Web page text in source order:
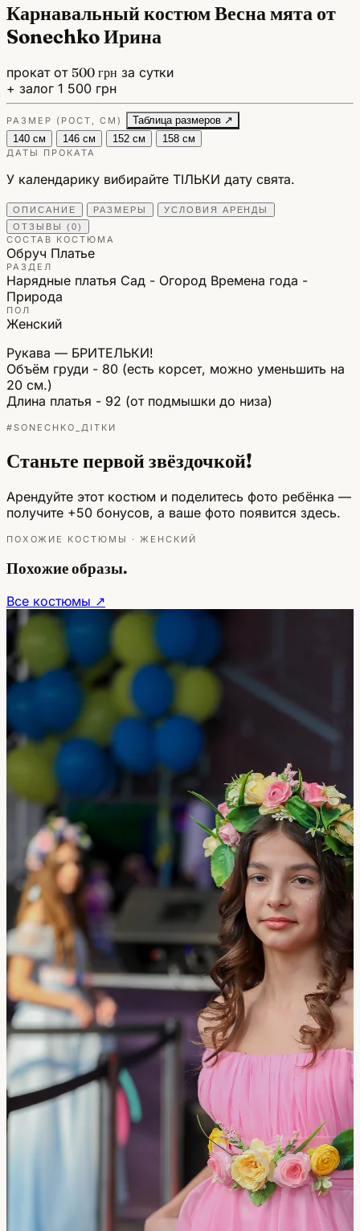
Карнавальный костюм Весна мята от
Sonechko Ирина
прокат от 500 грн за сутки
+ залог 1 500 грн
РАЗМЕР (РОСТ, СМ)
Таблица размеров ↗
140 см
146 см 152 см 158 см
ДАТЫ ПРОКАТА
У календарику вибирайте ТІЛЬКИ дату свята.
ОПИСАНИЕ РАЗМЕРЫ
УСЛОВИЯ АРЕНДЫ
ОТЗЫВЫ (0)
СОСТАВ КОСТЮМА
Обруч Платье
РАЗДЕЛ
Нарядные платья Сад - Огород Времена года -
Природа
ПОЛ
Женский
Рукава — БРИТЕЛЬКИ!
Объём груди - 80 (есть корсет, можно уменьшить на
20 см.)
Длина платья - 92 (от подмышки до низа)
#SONECHKO_ДІТКИ
Станьте первой звёздочкой!
Арендуйте этот костюм и поделитесь фото ребёнка —
получите +50 бонусов, а ваше фото появится здесь.
ПОХОЖИЕ КОСТЮМЫ · ЖЕНСКИЙ
Похожие образы.
Все костюмы ↗